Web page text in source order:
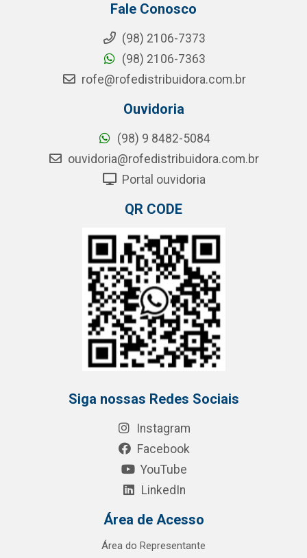
Fale Conosco
(98) 2106-7373
(98) 2106-7363
rofe@rofedistribuidora.com.br
Ouvidoria
(98) 9 8482-5084
ouvidoria@rofedistribuidora.com.br
Portal ouvidoria
QR CODE
Siga nossas Redes Sociais
Instagram
Facebook
YouTube
LinkedIn
Área de Acesso
Área do Representante